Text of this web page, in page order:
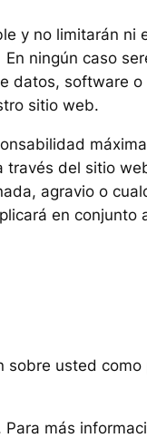
y no limitarán ni
ningún caso
datos, software
sitio web.
del sitio
agravio o
en conjunto
usted
más